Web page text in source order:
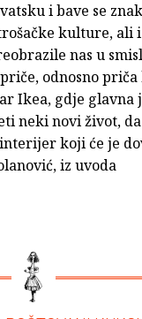
i bave se
kulture, ali
nas u
odnosno
Ikea, gdje glavna
neki novi život,
koji će je
iz uvoda